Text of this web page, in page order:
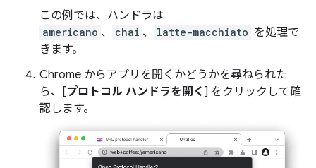
この例では、ハンドラは
americano 、 chai 、 latte-macchiato を処理で
きます。
Chrome からアプリを開くかどうかを尋ねられた
ら、[プロトコル ハンドラを開く ] をクリックして確
認します。